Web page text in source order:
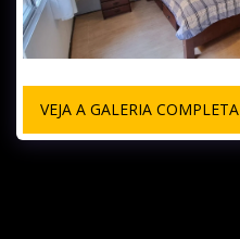
VEJA A GALERIA COMPLETA